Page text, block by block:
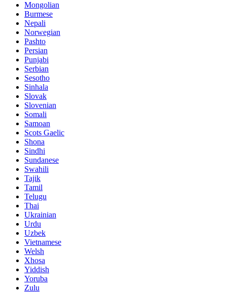
Mongolian
Burmese
Nepali
Norwegian
Pashto
Persian
Punjabi
Serbian
Sesotho
Sinhala
Slovak
Slovenian
Somali
Samoan
Scots Gaelic
Shona
Sindhi
Sundanese
Swahili
Tajik
Tamil
Telugu
Thai
Ukrainian
Urdu
Uzbek
Vietnamese
Welsh
Xhosa
Yiddish
Yoruba
Zulu